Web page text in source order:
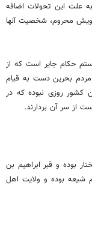
علت این تحولات اضافه
محروم، شخصیت آنها
بار ظلم و ستم حکام جایر است که از
مردم بحرین دست به قیام
کشور روزی نبوده که در
از سر آن بردارند.
بوده و قبر ابراهیم بن
شیعه بوده و ولایت اهل